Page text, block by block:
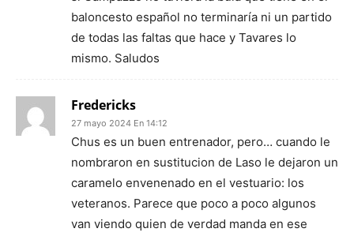
baloncesto español no terminaría ni un partido
de todas las faltas que hace y Tavares lo
mismo. Saludos
Fredericks
27 mayo 2024 En 14:12
Chus es un buen entrenador, pero… cuando le
nombraron en sustitucion de Laso le dejaron un
caramelo envenenado en el vestuario: los
veteranos. Parece que poco a poco algunos
van viendo quien de verdad manda en ese